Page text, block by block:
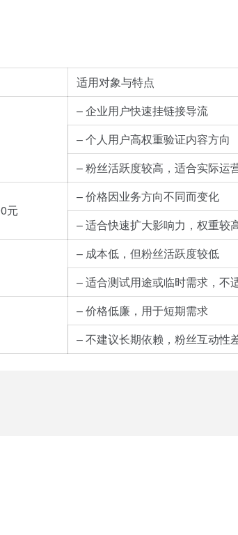
适用对象与特点
– 企业用户快速挂链接导流
– 个人用户高权重验证内容方向
– 粉丝活跃度较高，适合实际运
元
– 价格因业务方向不同而变化
– 适合快速扩大影响力，权重较
– 成本低，但粉丝活跃度较低
– 适合测试用途或临时需求，不
– 价格低廉，用于短期需求
– 不建议长期依赖，粉丝互动性